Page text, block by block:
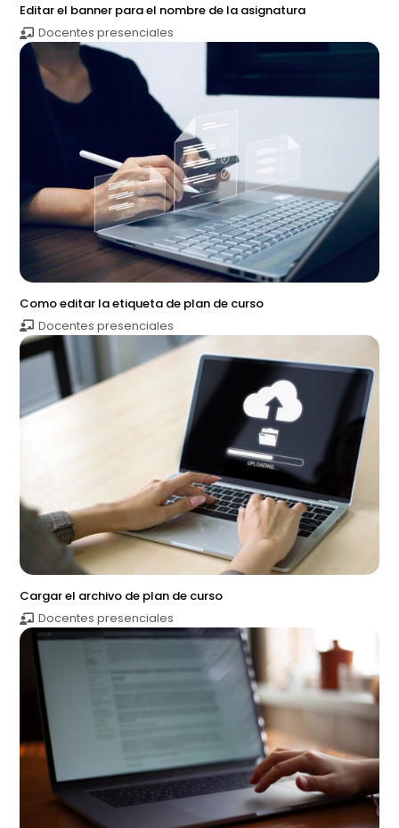
Editar el banner para el nombre de la asignatura
Docentes presenciales
Como editar la etiqueta de plan de curso
Docentes presenciales
Cargar el archivo de plan de curso
Docentes presenciales